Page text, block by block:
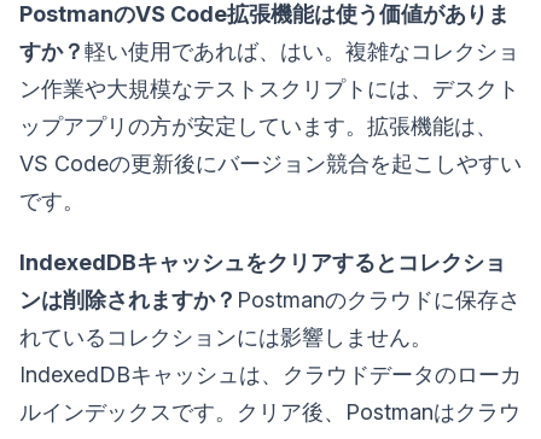
PostmanのVS Code拡張機能は使う価値がありま
すか？軽い使用であれば、はい。複雑なコレクショ
ン作業や大規模なテストスクリプトには、デスクト
ップアプリの方が安定しています。拡張機能は、
VS Codeの更新後にバージョン競合を起こしやすい
です。
IndexedDBキャッシュをクリアするとコレクショ
ンは削除されますか？ Postmanのクラウドに保存さ
れているコレクションには影響しません。
IndexedDBキャッシュは、クラウドデータのローカ
ルインデックスです。クリア後、Postmanはクラウ